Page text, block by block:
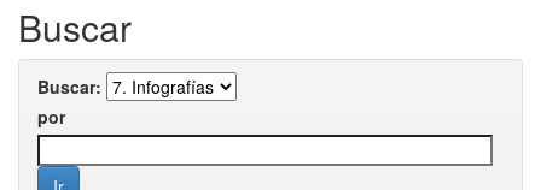
Buscar
Buscar:
por